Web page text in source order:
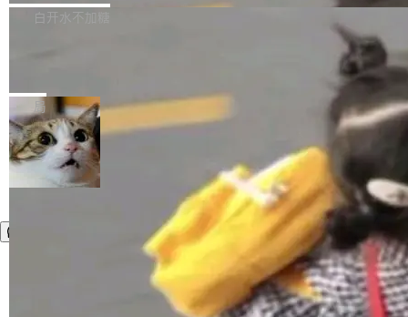
正，才能成为机器能理解的高质量数据。医学影
张CT影像上完成像素级精细分割，让系统"...
理工具。它可以查看，转换，编辑和分类所有主
新功能 macOS：在 Connect/Share 按钮中添加
通过 AirDop 共享书籍的功能 Content server：
支持可向服务器后端添加新端点的插件 Edit boo
k：Compress images：添加将 GIF 图像转换为
JPEG/WebP 的选项 ToC Editor：添加一个按
钮，用于对目录中的条目进...
白开水不加糖
ube 视频，标题是"SwiftUI 七年后：一个平庸的
故事"。视频核心观点很简单：SwiftUI 发布七年
了，仍然像一个永久公测版。 Manshin 从数据
流、布局系统、API 稳定性、性能、跨平台五个
维度逐一批判了 SwiftUI。最让人印象深刻的一
个论据是：苹果官方的 SwiftUI 教程项目 Land
marks，用最新 Xcode 在最新 macOS 上构建
运行，出来的效果是坏的——侧边栏按钮大小不
一，界面错位。他说这个问题"两年前就发现了，
至今没变"。 数据流方面，Manshin 指出 SwiftU
局
加载更多